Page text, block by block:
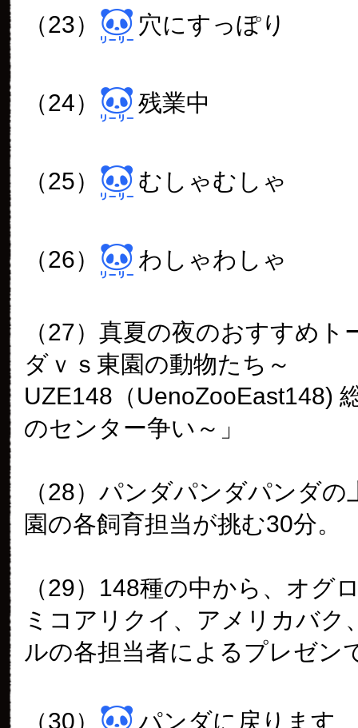
（23） 穴にすっぽり
（24） 残業中
（25） むしゃむしゃ
（26） わしゃわしゃ
（27）真夏の夜のおすすめト
ダｖｓ東園の動物たち～
UZE148（UenoZooEast148)
のセンター争い～」
（28）パンダパンダパンダの
園の各飼育担当が挑む30分。
（29）148種の中から、オグ
ミコアリクイ、アメリカバク
ルの各担当者によるプレゼン
（30） パンダに戻ります